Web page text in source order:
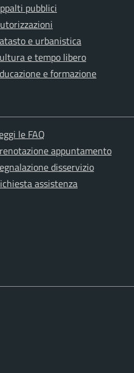
pubblici
e urbanistica
e tempo libero
e formazione
le FAQ
appuntamento
disservizio
assistenza